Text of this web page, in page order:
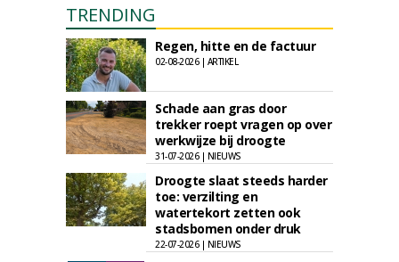
TRENDING
Regen, hitte en de factuur
02-08-2026 | ARTIKEL
Schade aan gras door
trekker roept vragen op over
werkwijze bij droogte
31-07-2026 | NIEUWS
Droogte slaat steeds harder
toe: verzilting en
watertekort zetten ook
stadsbomen onder druk
22-07-2026 | NIEUWS